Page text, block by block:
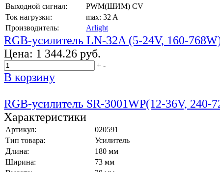
Выходной сигнал:
PWM(ШИМ) CV
Ток нагрузки:
max: 32 A
Производитель:
Arlight
RGB-усилитель LN-32A (5-24V, 160-
Цена: 1 344.26 руб.
+ -
В корзину
RGB-усилитель SR-3001WP(12-36V, 240-
Характеристики
Артикул:
020591
Тип товара:
Усилитель
Длина:
180 мм
Ширина:
73 мм